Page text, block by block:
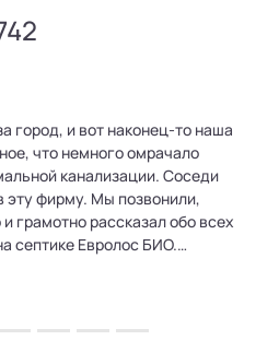
город, и вот наконец‑то наша
что немного омрачало
канализации. Соседи
эту фирму. Мы позвонили,
грамотно рассказал обо всех
септике Евролос БИО.
установили всё быстро